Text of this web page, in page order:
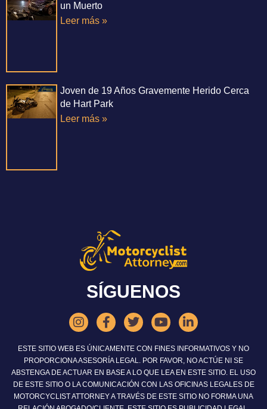
un Muerto
Leer más »
Joven de 19 Años Gravemente Herido Cerca
de Hart Park
Leer más »
SÍGUENOS
ESTE SITIO WEB ES ÚNICAMENTE CON FINES INFORMATIVOS Y NO
PROPORCIONA ASESORÍA LEGAL. POR FAVOR, NO ACTÚE NI SE
ABSTENGA DE ACTUAR EN BASE A LO QUE LEA EN ESTE SITIO. EL USO
DE ESTE SITIO O LA COMUNICACIÓN CON LAS OFICINAS LEGALES DE
MOTORCYCLIST ATTORNEY A TRAVÉS DE ESTE SITIO NO FORMA UNA